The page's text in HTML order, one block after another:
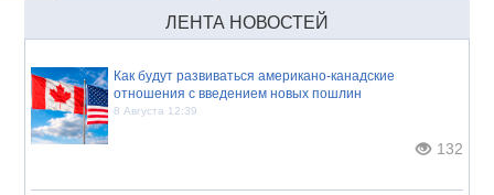
ЛЕНТА НОВОСТЕЙ
Как будут развиваться американо-канадские
отношения с введением новых пошлин
8 Августа 12:39
132